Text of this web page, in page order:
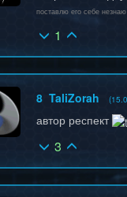
поставлю его себе
1
8 TaliZorah
автор респект
3